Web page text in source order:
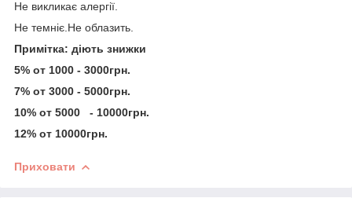
Не викликає алергії.
Не темніє.Не облазить.
Примітка: діють знижки
5% от 1000 - 3000грн.
7% от 3000 - 5000грн.
10% от 5000 - 10000грн.
12% от 10000грн.
Приховати